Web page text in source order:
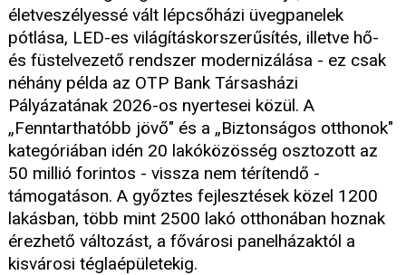
életveszélyessé vált lépcsőházi üvegpanelek
pótlása, LED-es világításkorszerűsítés, illetve hő-
és füstelvezető rendszer modernizálása - ez csak
néhány példa az OTP Bank Társasházi
Pályázatának 2026-os nyertesei közül. A
„Fenntarthatóbb jövő" és a „Biztonságos otthonok"
kategóriában idén 20 lakóközösség osztozott az
50 millió forintos - vissza nem térítendő -
támogatáson. A győztes fejlesztések közel 1200
lakásban, több mint 2500 lakó otthonában hoznak
érezhető változást, a fővárosi panelházaktól a
kisvárosi téglaépületekig.